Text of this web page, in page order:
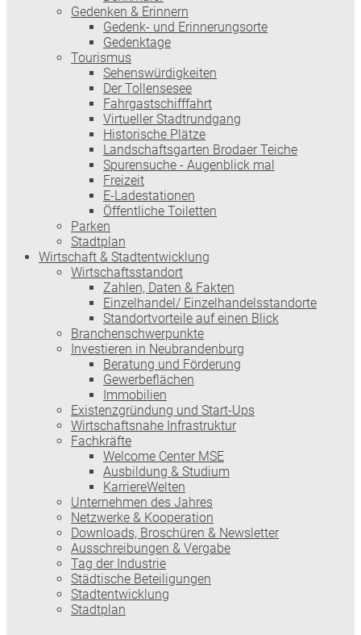
Gedenken & Erinnern
Gedenk- und Erinnerungsorte
Gedenktage
Tourismus
Sehenswürdigkeiten
Der Tollensesee
Fahrgastschifffahrt
Virtueller Stadtrundgang
Historische Plätze
Landschaftsgarten Brodaer Teiche
Spurensuche - Augenblick mal
Freizeit
E-Ladestationen
Öffentliche Toiletten
Parken
Stadtplan
Wirtschaft & Stadtentwicklung
Wirtschaftsstandort
Zahlen, Daten & Fakten
Einzelhandel/ Einzelhandelsstandorte
Standortvorteile auf einen Blick
Branchenschwerpunkte
Investieren in Neubrandenburg
Beratung und Förderung
Gewerbeflächen
Immobilien
Existenzgründung und Start-Ups
Wirtschaftsnahe Infrastruktur
Fachkräfte
Welcome Center MSE
Ausbildung & Studium
KarriereWelten
Unternehmen des Jahres
Netzwerke & Kooperation
Downloads, Broschüren & Newsletter
Ausschreibungen & Vergabe
Tag der Industrie
Städtische Beteiligungen
Stadtentwicklung
Stadtplan